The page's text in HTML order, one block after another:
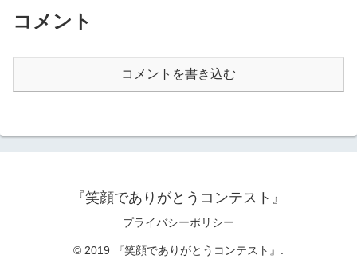
コメント
コメントを書き込む
『笑顔でありがとうコンテスト』
プライバシーポリシー
© 2019 『笑顔でありがとうコンテスト』.